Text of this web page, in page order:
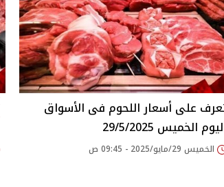
الخميس 29/5/2025
الخميس 29/مايو/2025 - 09:45 ص